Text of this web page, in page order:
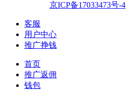
京ICP备17033473号-4
客服
用户中心
推广挣钱
首页
推广返佣
钱包